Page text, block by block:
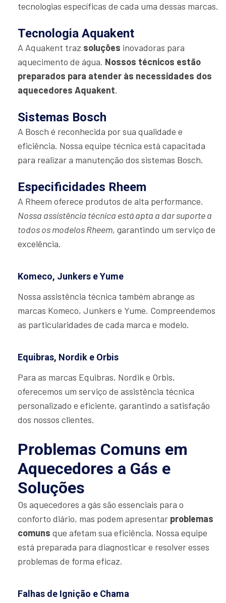
tecnologias específicas de cada uma dessas marcas.
Tecnologia Aquakent
A Aquakent traz soluções inovadoras para
aquecimento de água. Nossos técnicos estão
preparados para atender às necessidades dos
aquecedores Aquakent.
Sistemas Bosch
A Bosch é reconhecida por sua qualidade e
eficiência. Nossa equipe técnica está capacitada
para realizar a manutenção dos sistemas Bosch.
Especificidades Rheem
A Rheem oferece produtos de alta performance.
Nossa assistência técnica está apta a dar suporte a
todos os modelos Rheem, garantindo um serviço de
excelência.
Komeco, Junkers e Yume
Nossa assistência técnica também abrange as
marcas Komeco, Junkers e Yume. Compreendemos
as particularidades de cada marca e modelo.
Equibras, Nordik e Orbis
Para as marcas Equibras, Nordik e Orbis,
oferecemos um serviço de assistência técnica
personalizado e eficiente, garantindo a satisfação
dos nossos clientes.
Problemas Comuns em
Aquecedores a Gás e
Soluções
Os aquecedores a gás são essenciais para o
conforto diário, mas podem apresentar problemas
comuns que afetam sua eficiência. Nossa equipe
está preparada para diagnosticar e resolver esses
problemas de forma eficaz.
Falhas de Ignição e Chama